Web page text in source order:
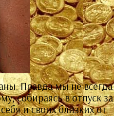
Правда мы не всегда
собираясь в отпуск за
и своих близких от